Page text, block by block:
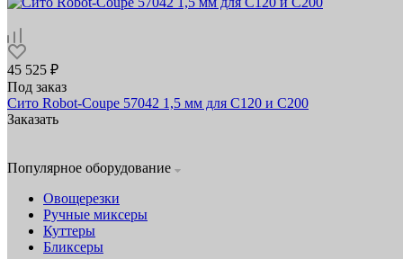
45 525 ₽
Под заказ
Сито Robot-Coupe 57042 1,5 мм для C120 и C200
Заказать
Популярное оборудование
Овощерезки
Ручные миксеры
Куттеры
Бликсеры